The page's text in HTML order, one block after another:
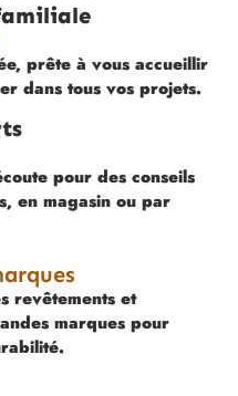
prête à vous accueillir
dans tous vos projets.
pour des conseils
en magasin ou par
revêtements et
marques pour